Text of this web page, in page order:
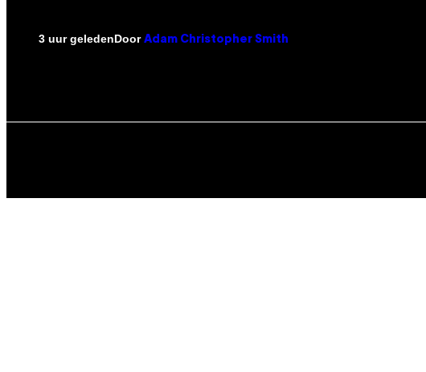
3 uur geledenDoor Adam Christopher Smith